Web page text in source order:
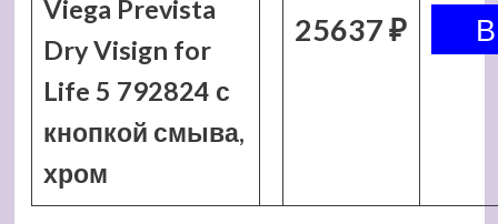
Viega Prevista
Dry Visign for
Life 5 792824 с
кнопкой смыва,
хром
25637 ₽